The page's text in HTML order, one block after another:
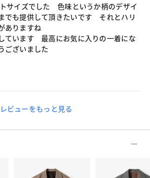
サイズでした 色味というか柄のデザイ
でも提供して頂きたいです それとハリ
ありますね
ています 最高にお気に入りの一着にな
ございました
レビューをもっと見る